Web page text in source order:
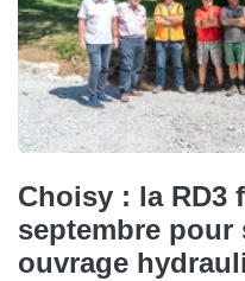
Choisy : la RD3
septembre pour
ouvrage